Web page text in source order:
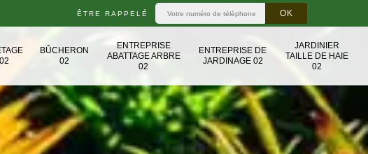
ÊTRE RAPPELÉ
02
BÛCHERON
02
ENTREPRISE
ABATTAGE ARBRE
02
ENTREPRISE DE
JARDINAGE 02
JARDINIER
TAILLE DE HAIE
02